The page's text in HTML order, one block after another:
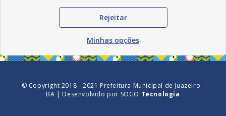
© Copyright 2018 - 2021 Prefeitura Municipal de Juazeiro -
BA | Desenvolvido por SOGO Tecnologia
Rejeitar
Minhas opções